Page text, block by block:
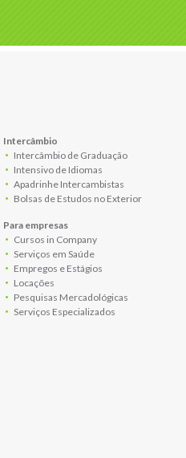
Intercâmbio
Intercâmbio de Graduação
Intensivo de Idiomas
Apadrinhe Intercambistas
Bolsas de Estudos no Exterior
Para empresas
Cursos in Company
Serviços em Saúde
Empregos e Estágios
Locações
Pesquisas Mercadológicas
Serviços Especializados